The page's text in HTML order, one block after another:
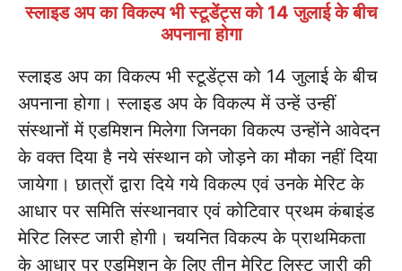
स्लाइड अप का विकल्प भी स्टूडेंट्स को 14 जुलाई के बीच
अपनाना होगा
स्लाइड अप का विकल्प भी स्टूडेंट्स को 14 जुलाई के बीच
अपनाना होगा। स्लाइड अप के विकल्प में उन्हें उन्हीं
संस्थानों में एडमिशन मिलेगा जिनका विकल्प उन्होंने आवेदन
के वक्त दिया है नये संस्थान को जोड़ने का मौका नहीं दिया
जायेगा। छात्रों द्वारा दिये गये विकल्प एवं उनके मेरिट के
आधार पर समिति संस्थानवार एवं कोटिवार प्रथम कंबाइंड
मेरिट लिस्ट जारी होगी। चयनित विकल्प के प्राथमिकता
के आधार पर एडमिशन के लिए तीन मेरिट लिस्ट जारी की